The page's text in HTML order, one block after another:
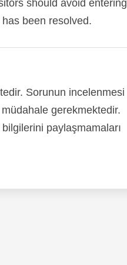
should avoid entering
been resolved.
Sorunun incelenmesi
gerekmektedir.
paylaşmamaları